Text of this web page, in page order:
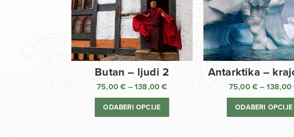
Butan – ljudi 2
75,00€ – 138,00€
ODABERI OPCIJE
Antarktika –
75,00 € – 138,00
ODABERI OPCIJE